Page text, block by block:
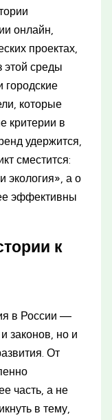
онлайн,
проектах,
этой среды
которые
критерии в
удержится,
сместится:
экология», а о
эффективны
к
в России —
законов, но и
От
часть, а не
в тему,